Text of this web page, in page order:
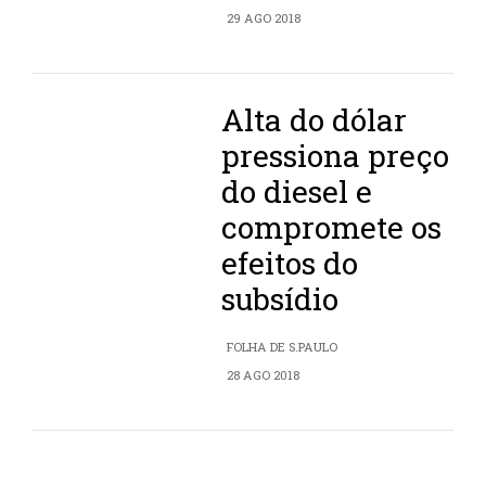
29 AGO 2018
Alta do dólar
pressiona preço
do diesel e
compromete os
efeitos do
subsídio
FOLHA DE S.PAULO
28 AGO 2018